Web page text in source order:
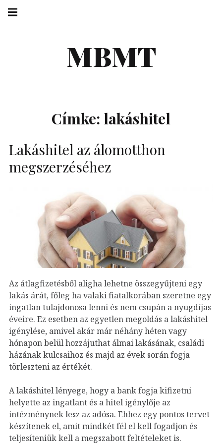
Skip
MBMT
navigation
Címke: lakáshitel
Lakáshitel az álomotthon
megszerzéséhez
Az átlagfizetésből aligha lehetne összegyűjteni egy
lakás árát, főleg ha valaki fiatalkorában szeretne egy
ingatlan tulajdonosa lenni és nem csupán a nyugdíjas
éveire. Ez esetben az egyetlen megoldás a lakáshitel
igénylése, amivel akár már néhány héten vagy
hónapon belül hozzájuthat álmai lakásának, családi
házának kulcsaihoz és majd az évek során fogja
törleszteni az értékét.
A lakáshitel lényege, hogy a bank fogja kifizetni
helyette az ingatlant és a hitel igénylője az
intézménynek lesz az adósa. Ehhez egy pontos tervet
készítenek el, amit mindkét fél el kell fogadjon és
teljesíteniük kell a megszabott feltételeket is.